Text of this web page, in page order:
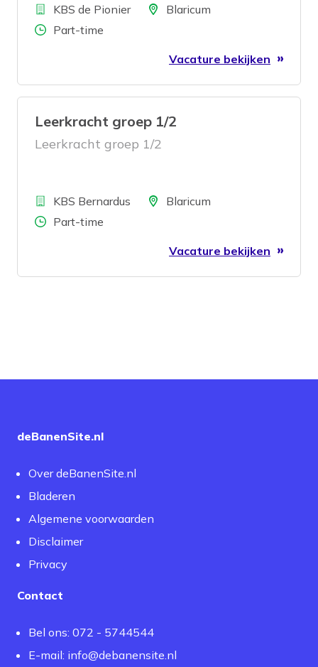
BedrijfKBS de PionierLocatieBlaricum
Aantal uren
Part-time
Vacature bekijken
Leerkracht groep 1/2
Leerkracht groep 1/2
BedrijfKBS Bernardus LocatieBlaricum
Aantal uren
Part-time
Vacature bekijken
deBanenSite.nl
Over deBanenSite.nl
Bladeren
Algemene voorwaarden
Disclaimer
Privacy
Contact
Bel ons: 072 - 5744544
E-mail: info@debanensite.nl